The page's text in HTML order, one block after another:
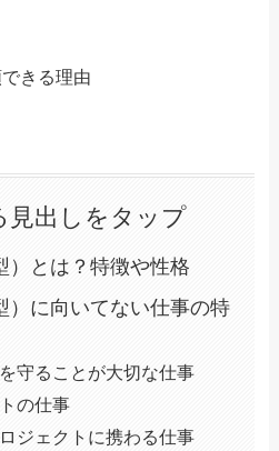
きる理由
見出しをタップ
）とは？特徴や性格
）に向いてない仕事の特
守ることが大切な仕事
の仕事
ジェクトに携わる仕事